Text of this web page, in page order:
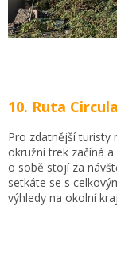
10. Ruta
Pro zdatnější turisty
okružní trek začíná
o sobě stojí za
setkáte se s
výhledy na okolní